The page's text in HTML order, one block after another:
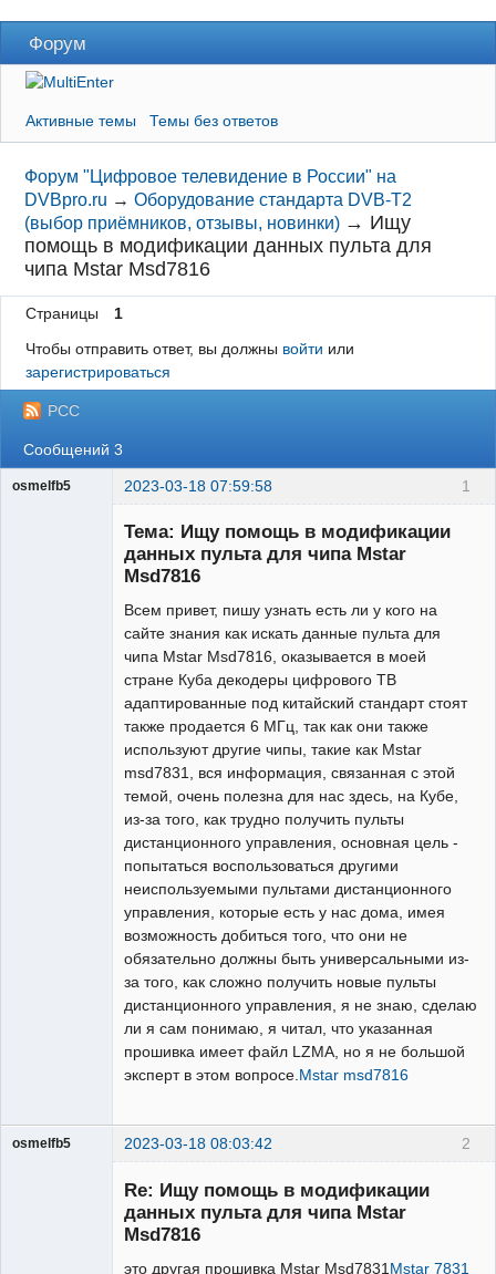
Форум
Активные темы Темы без ответов
Форум "Цифровое телевидение в России" на
DVBpro.ru →Оборудование стандарта DVB-T2
(выбор приёмников, отзывы, новинки) → Ищу
помощь в модификации данных пульта для
чипа Mstar Msd7816
Страницы
1
Чтобы отправить ответ, вы должны войти или
зарегистрироваться
РСС
Сообщений 3
1
osmelfb5 2023-03-18 07:59:58
Тема: Ищу помощь в модификации
данных пульта для чипа Mstar
Msd7816
Всем привет, пишу узнать есть ли у кого на
сайте знания как искать данные пульта для
чипа Mstar Msd7816, оказывается в моей
стране Куба декодеры цифрового ТВ
адаптированные под китайский стандарт стоят
также продается 6 МГц, так как они также
используют другие чипы, такие как Mstar
msd7831, вся информация, связанная с этой
темой, очень полезна для нас здесь, на Кубе,
из-за того, как трудно получить пульты
дистанционного управления, основная цель -
попытаться воспользоваться другими
неиспользуемыми пультами дистанционного
управления, которые есть у нас дома, имея
возможность добиться того, что они не
обязательно должны быть универсальными из-
за того, как сложно получить новые пульты
дистанционного управления, я не знаю, сделаю
ли я сам понимаю, я читал, что указанная
прошивка имеет файл LZMA, но я не большой
эксперт в этом вопросе.Mstar msd7816
2
osmelfb5 2023-03-18 08:03:42
Re: Ищу помощь в модификации
данных пульта для чипа Mstar
Msd7816
это другая прошивка Mstar Msd7831 Mstar 7831